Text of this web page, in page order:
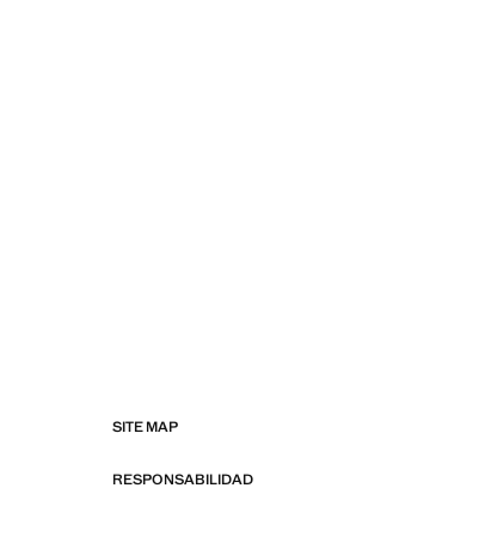
SITE MAP
RESPONSABILIDAD